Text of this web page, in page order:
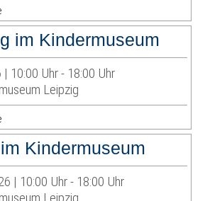
im Kindermuseum
10:00 Uhr - 18:00 Uhr
Leipzig
Kindermuseum
| 10:00 Uhr - 18:00 Uhr